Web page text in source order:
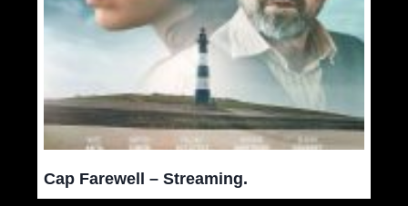
Cap Farewell – Streaming.